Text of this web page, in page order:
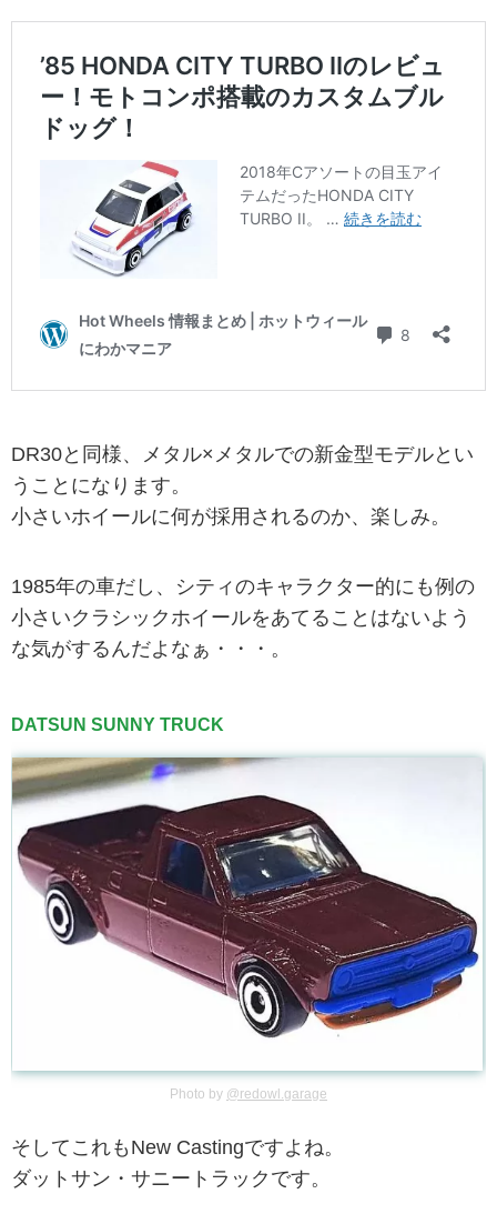
DR30と同様、メタル×メタルでの新金型モデルとい
うことになります。
小さいホイールに何が採用されるのか、楽しみ。
1985年の車だし、シティのキャラクター的にも例の
小さいクラシックホイールをあてることはないよう
な気がするんだよなぁ・・・。
DATSUN SUNNY TRUCK
Photo by @redowl.garage
そしてこれもNew Castingですよね。
ダットサン・サニートラックです。